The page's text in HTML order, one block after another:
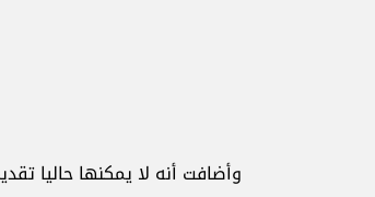
وأضافت أنه لا يمكنها حاليا